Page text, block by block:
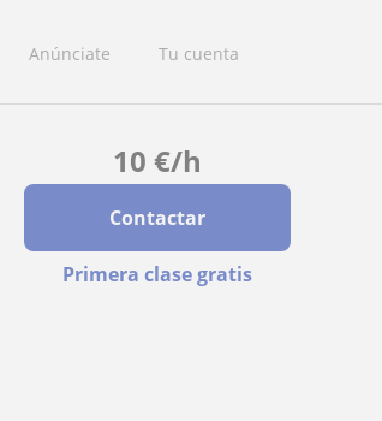
Anúnciate Tu cuenta
10 €/h
Contactar
Primera clase gratis